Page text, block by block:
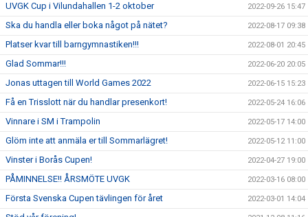
UVGK Cup i Vilundahallen 1-2 oktober 2022-09-26 15:47
Ska du handla eller boka något på nätet? 2022-08-17 09:38
Platser kvar till barngymnastiken!!! 2022-08-01 20:45
Glad Sommar!!! 2022-06-20 20:05
Jonas uttagen till World Games 2022 2022-06-15 15:23
Få en Trisslott när du handlar presenkort! 2022-05-24 16:06
Vinnare i SM i Trampolin 2022-05-17 14:00
Glöm inte att anmäla er till Sommarlägret! 2022-05-12 11:00
Vinster i Borås Cupen! 2022-04-27 19:00
PÅMINNELSE!! ÅRSMÖTE UVGK 2022-03-16 08:00
Första Svenska Cupen tävlingen för året 2022-03-01 14:04